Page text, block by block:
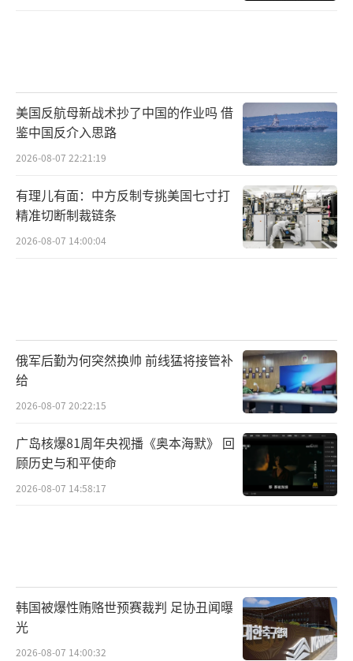
美国反航母新战术抄了中国的作业吗 借
鉴中国反介入思路
2026-08-07 22:21:19
有理儿有面：中方反制专挑美国七寸打
精准切断制裁链条
2026-08-07 14:00:04
俄军后勤为何突然换帅 前线猛将接管补
给
2026-08-07 20:22:15
广岛核爆81周年央视播《奥本海默》 回
顾历史与和平使命
2026-08-07 14:58:17
韩国被爆性贿赂世预赛裁判 足协丑闻曝
光
2026-08-07 14:00:32